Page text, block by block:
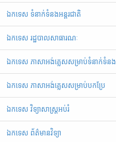
ឯកទេស ទំនាក់ទំនងអន្តរជាតិ
ឯកទេស រដ្ឋបាលសាធារណៈ
ឯកទេស ភាសាអង់គ្លេសសម្រាប់ទំនាក់ទំនង
ឯកទេស ភាសាអង់គ្លេសសម្រាប់បកប្រែ
ឯកទេស វិទ្យាសាស្ត្រអប់រំ
ឯកទេស ព័ត៌មានវិទ្យា